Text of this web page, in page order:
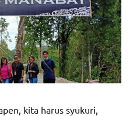
kita harus syukuri,